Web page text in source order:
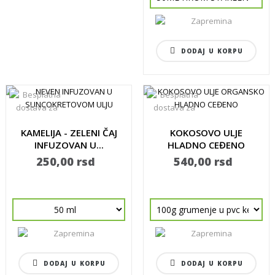
DODAJ U KORPU
KAMELIJA - ZELENI ČAJ
INFUZOVAN U...
250,00 rsd
DODAJ U KORPU
KOKOSOVO ULJE
HLADNO CEĐENO
NERAFINISANO...
540,00 rsd
DODAJ U KORPU